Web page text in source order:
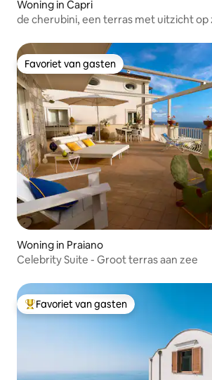
Woning in Capri
de cherubini, een terras met uitzicht op
Favoriet van gasten
Favoriet van gasten
Woning in Praiano
Celebrity Suite - Groot terras aan zee
Topfavoriet van gasten
Favoriet van gasten